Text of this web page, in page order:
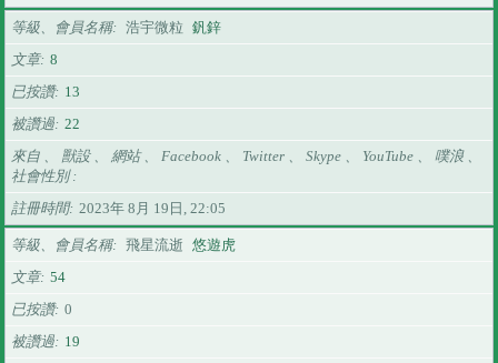
等級、會員名稱 浩宇微粒 釩鋅
文章 8
已按讚
13
被讚過 22
來自 、 獸設 、 網站 、 Facebook 、 Twitter 、 Skype 、 YouTube 、 噗浪 、
社會性別
註冊時間
2023年 8月 19日, 22:05
等級、會員名稱 飛星流逝 悠遊虎
文章 54
已按讚 0
被讚過
19